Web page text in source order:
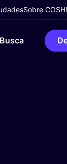
Sobre COSH!
Busca